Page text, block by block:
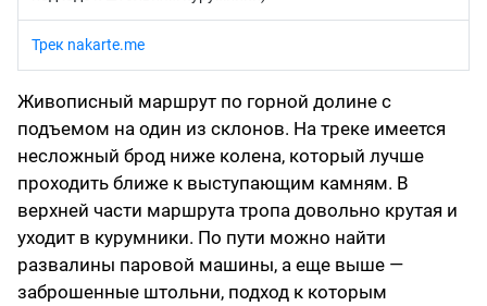
Трек nakarte.me
Живописный маршрут по горной долине с
подъемом на один из склонов. На треке имеется
несложный брод ниже колена, который лучше
проходить ближе к выступающим камням. В
верхней части маршрута тропа довольно крутая и
уходит в курумники. По пути можно найти
развалины паровой машины, а еще выше —
заброшенные штольни, подход к которым